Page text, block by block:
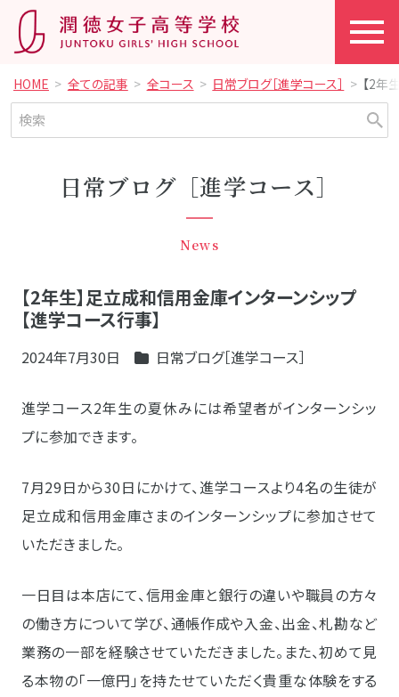
HOME 全ての記事 全コース 日常ブログ［進学コース］ 【2年
日常ブログ［進学コース］
News
【2年生】足立成和信用金庫インターンシップ
【進学コース行事】
2024年7月30日 日常ブログ［進学コース］
進学コース2年生の夏休みには希望者がインターンシッ
プに参加できます。
7月29日から30日にかけて、進学コースより4名の生徒が
足立成和信用金庫さまのインターンシップに参加させて
いただきました。
一日目は本店にて、信用金庫と銀行の違いや職員の方々
の働き方について学び、通帳作成や入金、出金、札勘など
業務の一部を経験させていただきました。また、初めて見
る本物の「一億円」を持たせていただく貴重な体験をする